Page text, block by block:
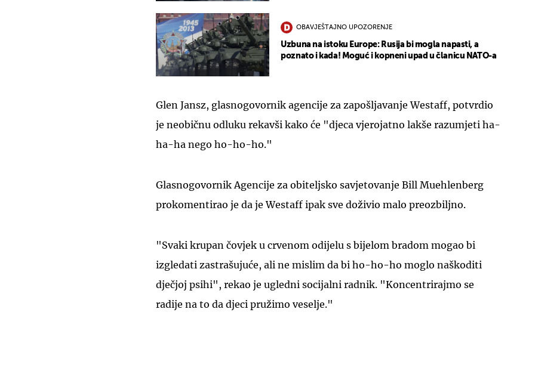
OBAVJEŠTAJNO UPOZORENJE
Uzbuna na istoku Europe: Rusija bi mogla napasti, a
poznato i kada! Moguć i kopneni upad u članicu NATO-a
Glen Jansz, glasnogovornik agencije za zapošljavanje Westaff, potvrdio
je neobičnu odluku rekavši kako će "djeca vjerojatno lakše razumjeti ha-
ha-ha nego ho-ho-ho."
Glasnogovornik Agencije za obiteljsko savjetovanje Bill Muehlenberg
prokomentirao je da je Westaff ipak sve doživio malo preozbiljno.
"Svaki krupan čovjek u crvenom odijelu s bijelom bradom mogao bi
izgledati zastrašujuće, ali ne mislim da bi ho-ho-ho moglo naškoditi
dječjoj psihi", rekao je ugledni socijalni radnik. "Koncentrirajmo se
radije na to da djeci pružimo veselje."